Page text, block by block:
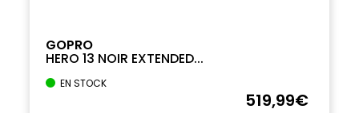
GOPRO
HERO 13 NOIR EXTENDED...
EN STOCK
519,99€